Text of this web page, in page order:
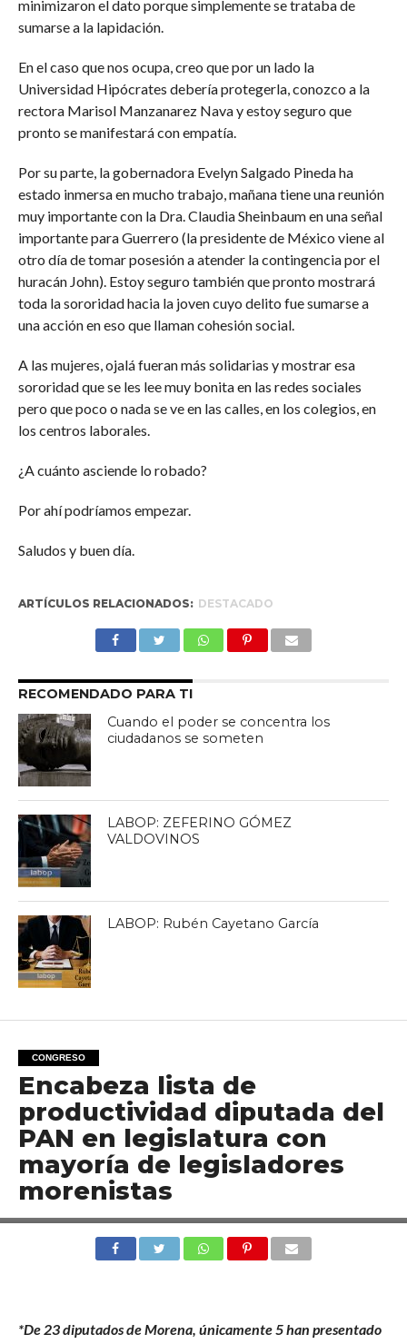
minimizaron el dato porque simplemente se trataba de
sumarse a la lapidación.
En el caso que nos ocupa, creo que por un lado la
Universidad Hipócrates debería protegerla, conozco a la
rectora Marisol Manzanarez Nava y estoy seguro que
pronto se manifestará con empatía.
Por su parte, la gobernadora Evelyn Salgado Pineda ha
estado inmersa en mucho trabajo, mañana tiene una reunión
muy importante con la Dra. Claudia Sheinbaum en una señal
importante para Guerrero (la presidente de México viene al
otro día de tomar posesión a atender la contingencia por el
huracán John). Estoy seguro también que pronto mostrará
toda la sororidad hacia la joven cuyo delito fue sumarse a
una acción en eso que llaman cohesión social.
A las mujeres, ojalá fueran más solidarias y mostrar esa
sororidad que se les lee muy bonita en las redes sociales
pero que poco o nada se ve en las calles, en los colegios, en
los centros laborales.
¿A cuánto asciende lo robado?
Por ahí podríamos empezar.
Saludos y buen día.
ARTÍCULOS RELACIONADOS: DESTACADO
RECOMENDADO PARA TI
Cuando el poder se concentra los
ciudadanos se someten
LABOP: ZEFERINO GÓMEZ
VALDOVINOS
LABOP: Rubén Cayetano García
CONGRESO
Encabeza lista de
productividad diputada del
PAN en legislatura con
mayoría de legisladores
morenistas
*De 23 diputados de Morena, únicamente 5 han presentado